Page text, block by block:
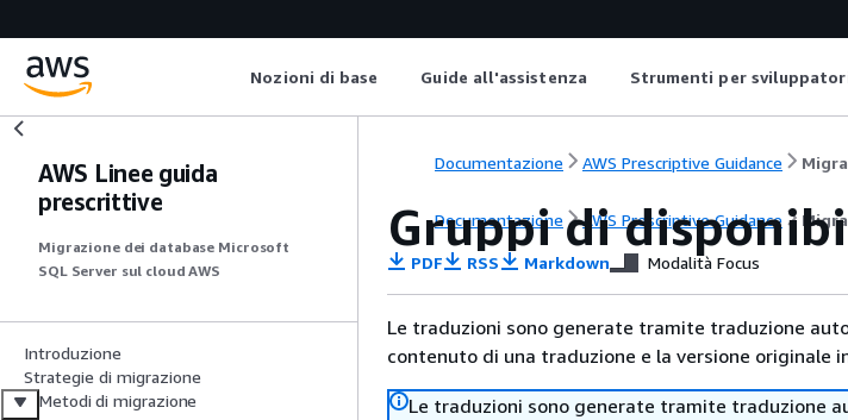
Nozioni di base Guide all'assistenza Strumenti per
AWS Linee guida
prescrittive
Migrazione dei database Microsoft
SQL Server sul cloud AWS
Introduzione
Strategie di migrazione
Metodi di migrazione
Documentazione AWS Prescriptive Guidance
Documentazione AWS Prescriptive Guidance
Gruppi di
PDF RSS Markdown Modalità Focus
Le traduzioni sono generate tramite traduzione
contenuto di una traduzione e la versione originale
Le traduzioni sono generate tramite traduzione